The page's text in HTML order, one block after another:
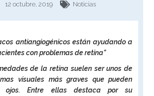
12 octubre, 2019 Noticias
antiangiogénicos están ayudando a
con problemas de retina”
de la retina suelen ser unos de
visuales más graves que pueden
ojos. Entre ellas destaca por su